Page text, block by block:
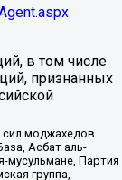
в том числе
признанных
моджахедов
Асбат аль-
мусульмане, Партия
группа,